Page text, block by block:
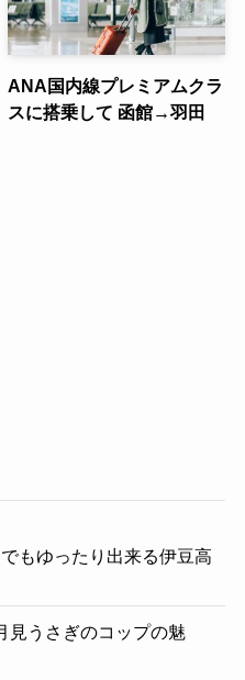
ANA国内線プレミアムクラ
スに搭乗して 函館→羽田
もゆったり出来る伊豆高
見うさぎのコップの魅